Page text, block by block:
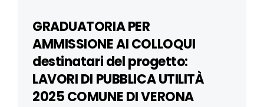
GRADUATORIA PER
AMMISSIONE AI COLLOQUI
destinatari del progetto:
LAVORI DI PUBBLICA UTILITÀ
2025 COMUNE DI VERONA